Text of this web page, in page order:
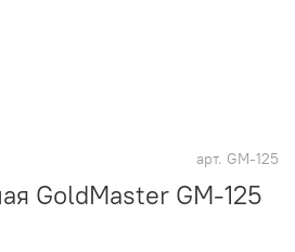
арт. GM-125
GoldMaster GM-125